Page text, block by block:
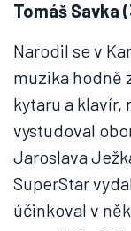
Tomáš Savka
Narodil se v
muzika hodně
kytaru a klavír,
vystudoval
Jaroslava
SuperStar
účinkoval v